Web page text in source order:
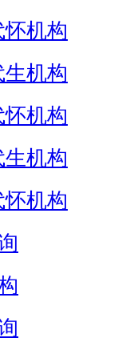
机构
机构
机构
机构
机构